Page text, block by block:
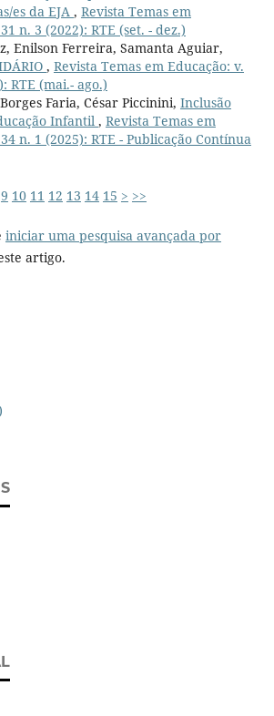
es da EJA , Revista Temas em
n. 3 (2022): RTE (set. - dez.)
Enilson Ferreira, Samanta Aguiar,
, Revista Temas em Educação: v.
RTE (mai.- ago.)
Faria, César Piccinini, Inclusão
Infantil , Revista Temas em
n. 1 (2025): RTE - Publicação Contínua
9 10 11 12 13 14 15 > >>
iniciar uma pesquisa avançada por
artigo.